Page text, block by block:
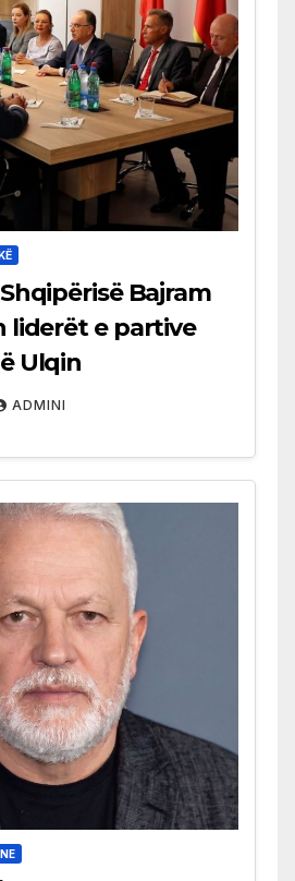
Bajram
liderët e partive
Ulqin
ADMINI